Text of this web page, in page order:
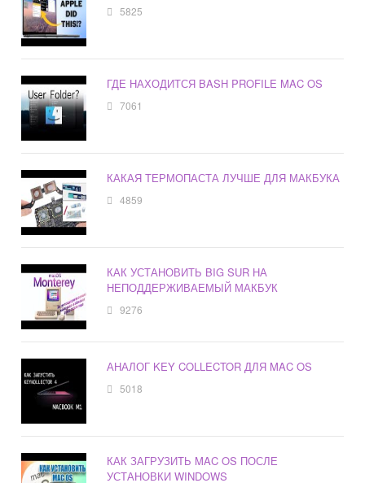
5825
ГДЕ НАХОДИТСЯ BASH PROFILE MAC OS
7061
КАКАЯ ТЕРМОПАСТА ЛУЧШЕ ДЛЯ МАКБУКА
4859
КАК УСТАНОВИТЬ BIG SUR НА
НЕПОДДЕРЖИВАЕМЫЙ МАКБУК
9276
АНАЛОГ KEY COLLECTOR ДЛЯ MAC OS
5018
КАК ЗАГРУЗИТЬ MAC OS ПОСЛЕ
УСТАНОВКИ WINDOWS